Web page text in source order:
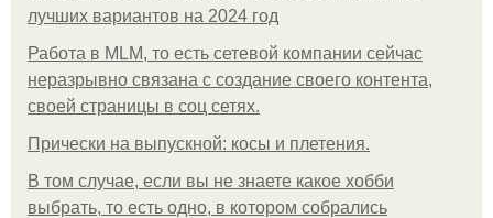
лучших вариантов на 2024 год
Работа в MLM, то есть сетевой компании сейчас
неразрывно связана с создание своего контента,
своей страницы в соц сетях.
Прически на выпускной: косы и плетения.
В том случае, если вы не знаете какое хобби
выбрать, то есть одно, в котором собрались